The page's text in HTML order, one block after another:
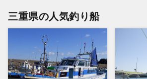
三重県の人気釣り船